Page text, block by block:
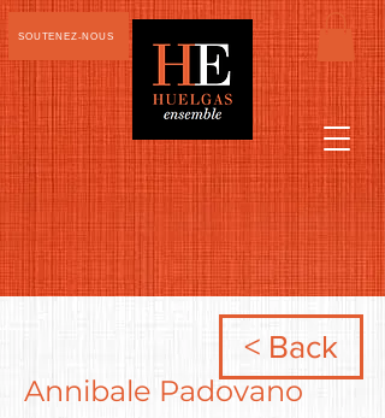
SOUTENEZ-NOUS
< Back
Annibale Padovano